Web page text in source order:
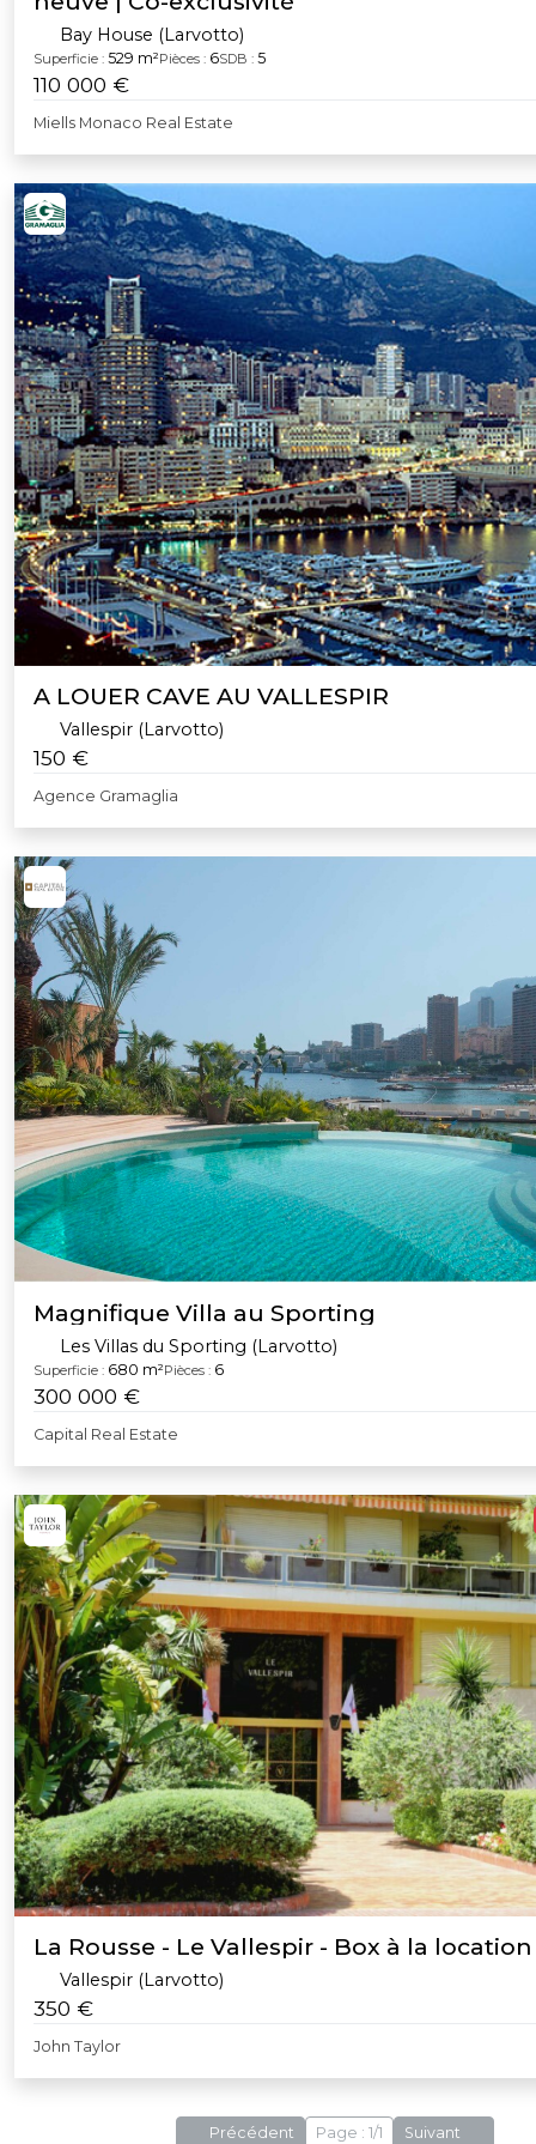
Bay House (Larvotto)
Superficie : 529 m²Pièces : 6SDB : 5
110 000 €
Miells Monaco Real Estate
A LOUER CAVE AU VALLESPIR
Vallespir (Larvotto)
150 €
Agence Gramaglia
Magnifique Villa au Sporting
Les Villas du Sporting (Larvotto)
Superficie : 680 m²Pièces : 6
300 000 €
Capital Real Estate
La Rousse - Le Vallespir - Box à la location
Vallespir (Larvotto)
350 €
John Taylor
Précédent Page : 1/1 Suivant